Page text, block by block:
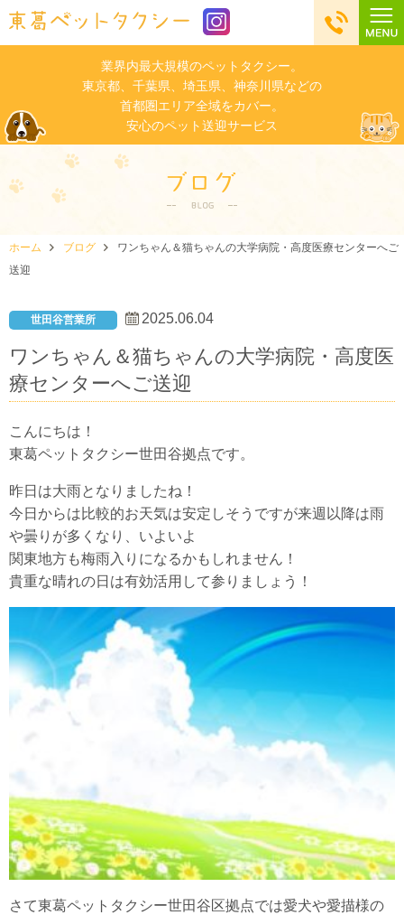
業界内最大規模のペットタクシー。
東京都、千葉県、埼玉県、神奈川県などの
首都圏エリア全域をカバー。
安心のペット送迎サービス
ホーム ブログ
ワンちゃん＆猫ちゃんの大学病院・高度医療センターへご
送迎
世田谷営業所 2025.06.04
ワンちゃん＆猫ちゃんの大学病院・高度医
療センターへご送迎
こんにちは！
東葛ペットタクシー世田谷拠点です。
昨日は大雨となりましたね！
今日からは比較的お天気は安定しそうですが来週以降は雨
や曇りが多くなり、いよいよ
関東地方も梅雨入りになるかもしれません！
貴重な晴れの日は有効活用して参りましょう！
さて東葛ペットタクシー世田谷区拠点では愛犬や愛描様の